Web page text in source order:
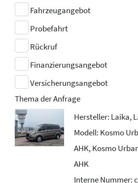
Fahrzeugangebot
Probefahrt
Rückruf
Finanzierungsangebot
Versicherungsangebot
Thema der Anfrage
Hersteller: Laika,
Modell: Kosmo
AHK, Kosmo
AHK
Interne Nummer: